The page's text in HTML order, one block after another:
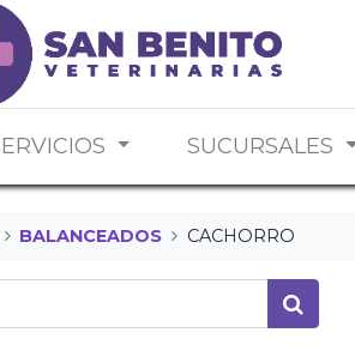
SUCURSALES
BALANCEADOS CACHORRO